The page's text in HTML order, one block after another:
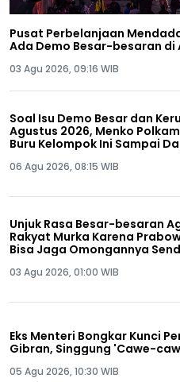
Pusat Perbelanjaan
Ada Demo Besar-besaran di
03 Agu 2026, 09:16 WIB
Soal Isu Demo Besar dan
Agustus 2026, Menko
Buru Kelompok Ini Sampai
06 Agu 2026, 08:15 WIB
Unjuk Rasa Besar-besaran
Rakyat Murka Karena
Bisa Jaga Omongannya
03 Agu 2026, 01:00 WIB
Eks Menteri Bongkar Kunci
Gibran, Singgung 'Cawe-
05 Agu 2026, 10:30 WIB